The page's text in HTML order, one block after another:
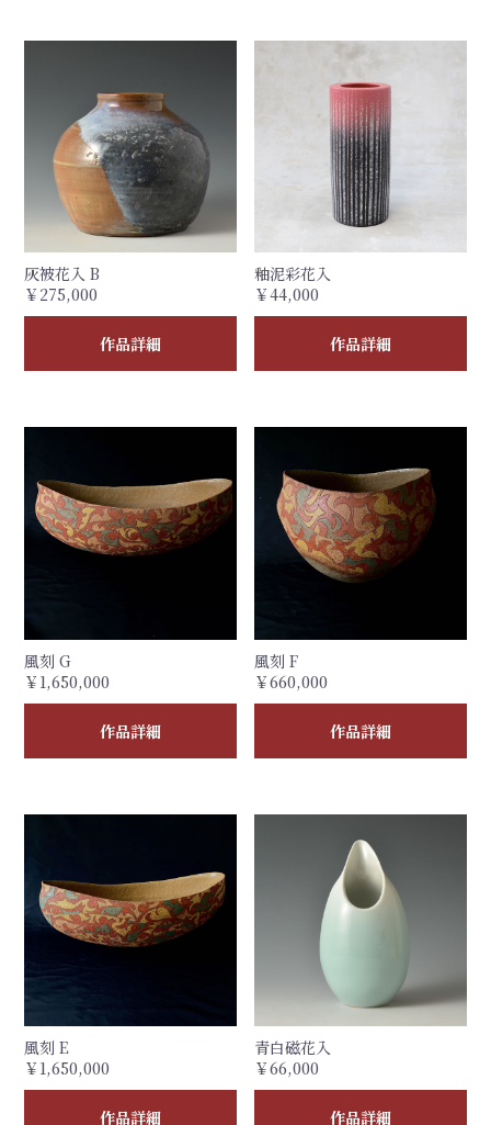
灰被花入 B
￥275,000
作品詳細
釉泥彩花入
￥44,000
作品詳細
風刻 G
￥1,650,000
作品詳細
風刻 F
￥660,000
作品詳細
風刻 E
￥1,650,000
作品詳細
青白磁花入
￥66,000
作品詳細